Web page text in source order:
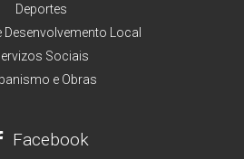
Deportes
Desenvolvemento Local
Sociais
e Obras
Facebook